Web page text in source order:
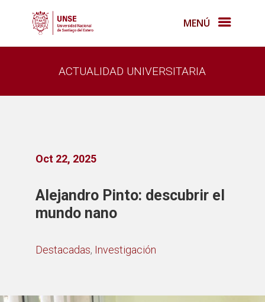
MENÚ
ACTUALIDAD UNIVERSITARIA
Oct 22, 2025
Alejandro Pinto: descubrir el
mundo nano
Destacadas, Investigación